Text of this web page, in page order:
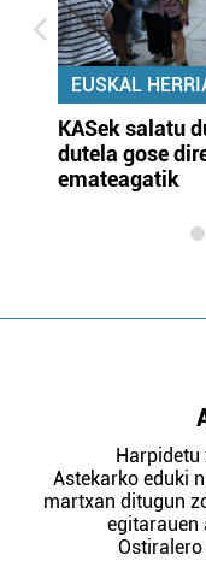
EUSKAL
KASek salatu
dutela gose
emateagatik
Harpidetu
Astekarko eduki
martxan ditugun
egitarauen